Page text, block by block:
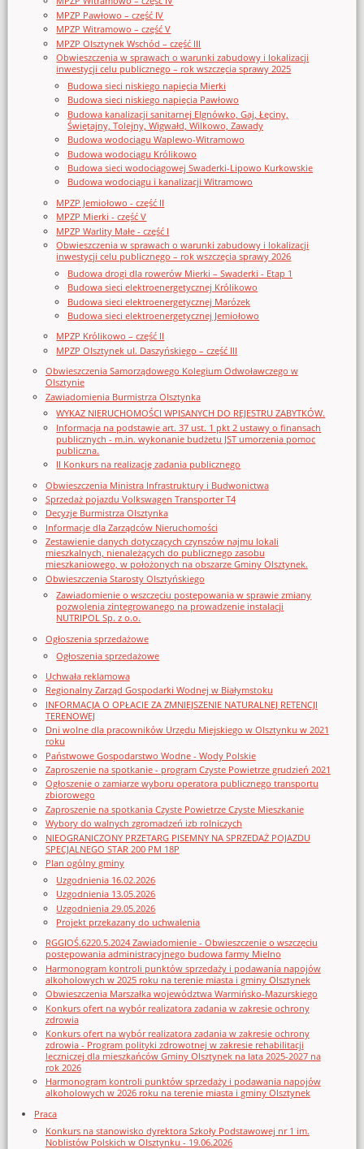
MPZP Pawłowo – część IV
MPZP Witramowo – część V
MPZP Olsztynek Wschód – część III
Obwieszczenia w sprawach o warunki zabudowy i lokalizacji
inwestycji celu publicznego – rok wszczęcia sprawy 2025
Budowa sieci niskiego napięcia Mierki
Budowa sieci niskiego napięcia Pawłowo
Budowa kanalizacji sanitarnej Elgnówko, Gaj, Łęciny,
Świętajny, Tolejny, Wigwałd, Wilkowo, Zawady
Budowa wodociągu Waplewo-Witramowo
Budowa wodociągu Królikowo
Budowa sieci wodociągowej Swaderki-Lipowo Kurkowskie
Budowa wodociągu i kanalizacji Witramowo
MPZP Jemiołowo - część II
MPZP Mierki - część V
MPZP Warlity Małe - część I
Obwieszczenia w sprawach o warunki zabudowy i lokalizacji
inwestycji celu publicznego – rok wszczęcia sprawy 2026
Budowa drogi dla rowerów Mierki – Swaderki - Etap 1
Budowa sieci elektroenergetycznej Królikowo
Budowa sieci elektroenergetycznej Marózek
Budowa sieci elektroenergetycznej Jemiołowo
MPZP Królikowo – część II
MPZP Olsztynek ul. Daszyńskiego – część III
Obwieszczenia Samorządowego Kolegium Odwoławczego w
Olsztynie
Zawiadomienia Burmistrza Olsztynka
WYKAZ NIERUCHOMOŚCI WPISANYCH DO REJESTRU ZABYTKÓW.
Informacja na podstawie art. 37 ust. 1 pkt 2 ustawy o finansach
publicznych - m.in. wykonanie budżetu JST umorzenia pomoc
publiczna.
II Konkurs na realizację zadania publicznego
Obwieszczenia Ministra Infrastruktury i Budwonictwa
Sprzedaż pojazdu Volkswagen Transporter T4
Decyzje Burmistrza Olsztynka
Informacje dla Zarządców Nieruchomości
Zestawienie danych dotyczących czynszów najmu lokali
mieszkalnych, nienależących do publicznego zasobu
mieszkaniowego, w położonych na obszarze Gminy Olsztynek.
Obwieszczenia Starosty Olsztyńskiego
Zawiadomienie o wszczęciu postępowania w sprawie zmiany
pozwolenia zintegrowanego na prowadzenie instalacji
NUTRIPOL Sp. z o.o.
Ogłoszenia sprzedażowe
Ogłoszenia sprzedażowe
Uchwała reklamowa
Regionalny Zarząd Gospodarki Wodnej w Białymstoku
INFORMACJA O OPŁACIE ZA ZMNIEJSZENIE NATURALNEJ RETENCJI
TERENOWEJ
Dni wolne dla pracowników Urzędu Miejskiego w Olsztynku w 2021
roku
Państwowe Gospodarstwo Wodne - Wody Polskie
Zaproszenie na spotkanie - program Czyste Powietrze grudzień 2021
Ogłoszenie o zamiarze wyboru operatora publicznego transportu
zbiorowego
Zaproszenie na spotkania Czyste Powietrze Czyste Mieszkanie
Wybory do walnych zgromadzeń izb rolniczych
NIEOGRANICZONY PRZETARG PISEMNY NA SPRZEDAŻ POJAZDU
SPECJALNEGO STAR 200 PM 18P
Plan ogólny gminy
Uzgodnienia 16.02.2026
Uzgodnienia 13.05.2026
Uzgodnienia 29.05.2026
Projekt przekazany do uchwalenia
RGGIOŚ.6220.5.2024 Zawiadomienie - Obwieszczenie o wszczęciu
postępowania administracyjnego budowa farmy Mielno
Harmonogram kontroli punktów sprzedaży i podawania napojów
alkoholowych w 2025 roku na terenie miasta i gminy Olsztynek
Obwieszczenia Marszałka województwa Warmińsko-Mazurskiego
Konkurs ofert na wybór realizatora zadania w zakresie ochrony
zdrowia
Konkurs ofert na wybór realizatora zadania w zakresie ochrony
zdrowia - Program polityki zdrowotnej w zakresie rehabilitacji
leczniczej dla mieszkańców Gminy Olsztynek na lata 2025-2027 na
rok 2026
Harmonogram kontroli punktów sprzedaży i podawania napojów
alkoholowych w 2026 roku na terenie miasta i gminy Olsztynek
Praca
Konkurs na stanowisko dyrektora Szkoły Podstawowej nr 1 im.
Noblistów Polskich w Olsztynku - 19.06.2026